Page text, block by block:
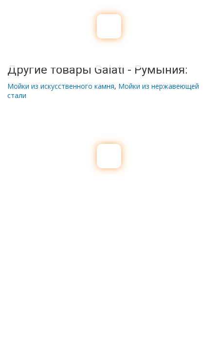
Другие товары Galati - Румыния:
Мойки из искусственного камня, Мойки из нержавеющей
стали